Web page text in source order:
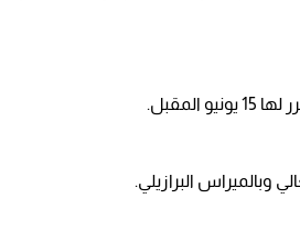
وبالميراس البرازيلي.